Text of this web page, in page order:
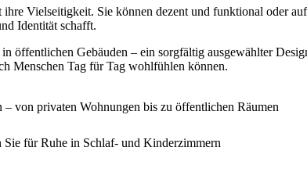
Vielseitigkeit. Sie können dezent und funktional oder
Identität schafft.
öffentlichen Gebäuden – ein sorgfältig ausgewählter
Menschen Tag für Tag wohlfühlen können.
von privaten Wohnungen bis zu öffentlichen Räumen
Sie für Ruhe in Schlaf- und Kinderzimmern